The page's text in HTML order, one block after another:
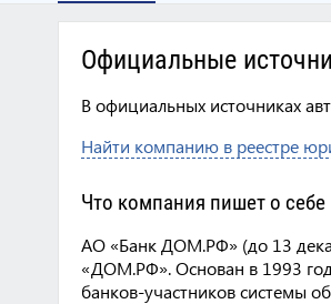
Официальные
В официальных источниках
Найти компанию в реестре
Что компания пишет о себе
АО «Банк ДОМ.РФ» (до 13
«ДОМ.РФ». Основан в 1993
банков-участников системы